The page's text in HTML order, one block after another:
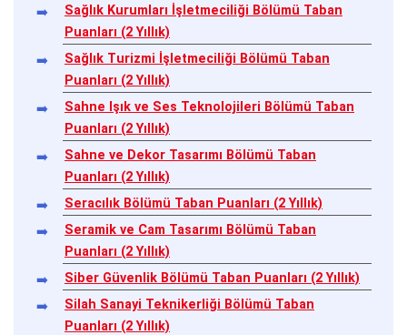
Sağlık Kurumları İşletmeciliği Bölümü Taban
Puanları (2 Yıllık)
Sağlık Turizmi İşletmeciliği Bölümü Taban
Puanları (2 Yıllık)
Sahne Işık ve Ses Teknolojileri Bölümü Taban
Puanları (2 Yıllık)
Sahne ve Dekor Tasarımı Bölümü Taban
Puanları (2 Yıllık)
Seracılık Bölümü Taban Puanları (2 Yıllık)
Seramik ve Cam Tasarımı Bölümü Taban
Puanları (2 Yıllık)
Siber Güvenlik Bölümü Taban Puanları (2 Yıllık)
Silah Sanayi Teknikerliği Bölümü Taban
Puanları (2 Yıllık)